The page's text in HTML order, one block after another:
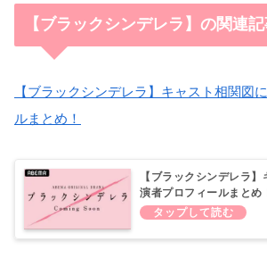
【ブラックシンデレラ】の関連
【ブラックシンデレラ】キャスト相関図
ルまとめ！
【ブラックシンデレラ
演者プロフィールまとめ